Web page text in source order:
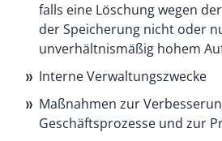
falls eine Löschung wegen
der Speicherung nicht oder
unverhältnismäßig hohem
Interne Verwaltungszwecke
Maßnahmen zur
Geschäftsprozesse und zur